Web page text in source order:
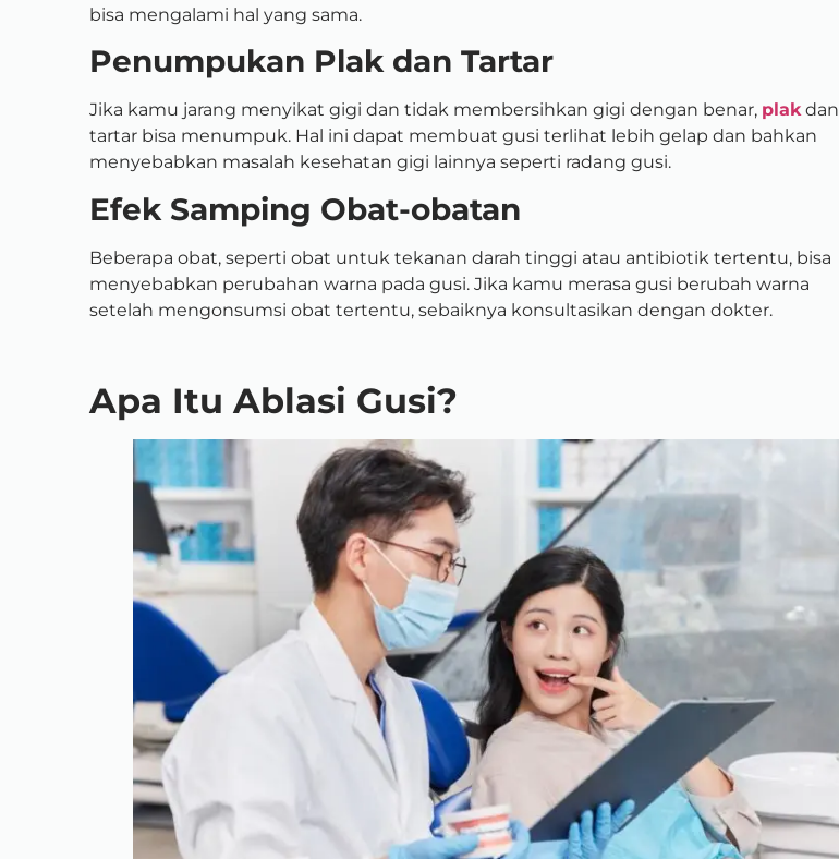
bisa mengalami hal yang sama.
Penumpukan Plak dan Tartar
Jika kamu jarang menyikat gigi dan tidak membersihkan gigi dengan benar, plakdan
tartar bisa menumpuk. Hal ini dapat membuat gusi terlihat lebih gelap dan bahkan
menyebabkan masalah kesehatan gigi lainnya seperti radang gusi.
Efek Samping Obat-obatan
Beberapa obat, seperti obat untuk tekanan darah tinggi atau antibiotik tertentu, bisa
menyebabkan perubahan warna pada gusi. Jika kamu merasa gusi berubah warna
setelah mengonsumsi obat tertentu, sebaiknya konsultasikan dengan dokter.
Apa Itu Ablasi Gusi?